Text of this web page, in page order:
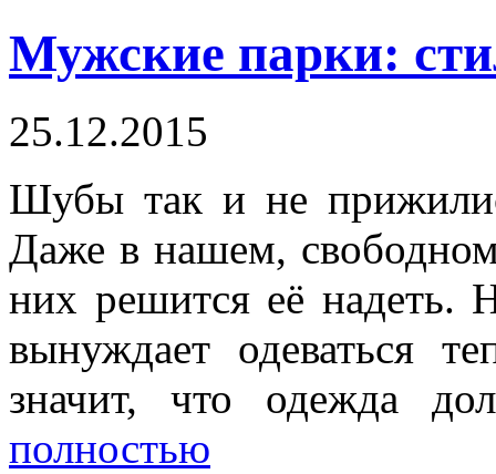
Мужские парки:
25.12.2015
Шубы так и не
Даже в нашем,
них решится её надеть.
вынуждает одеваться
значит, что одежда
полностью